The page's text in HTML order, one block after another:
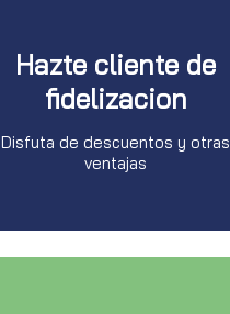
Hazte cliente de
fidelizacion
Disfuta de descuentos y otras
ventajas